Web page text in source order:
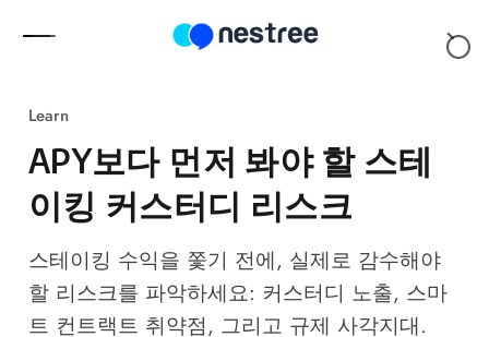
Learn
APY보다 먼저 봐야 할 스테
이킹 커스터디 리스크
스테이킹 수익을 쫓기 전에, 실제로 감수해야
할 리스크를 파악하세요: 커스터디 노출, 스마
트 컨트랙트 취약점, 그리고 규제 사각지대.